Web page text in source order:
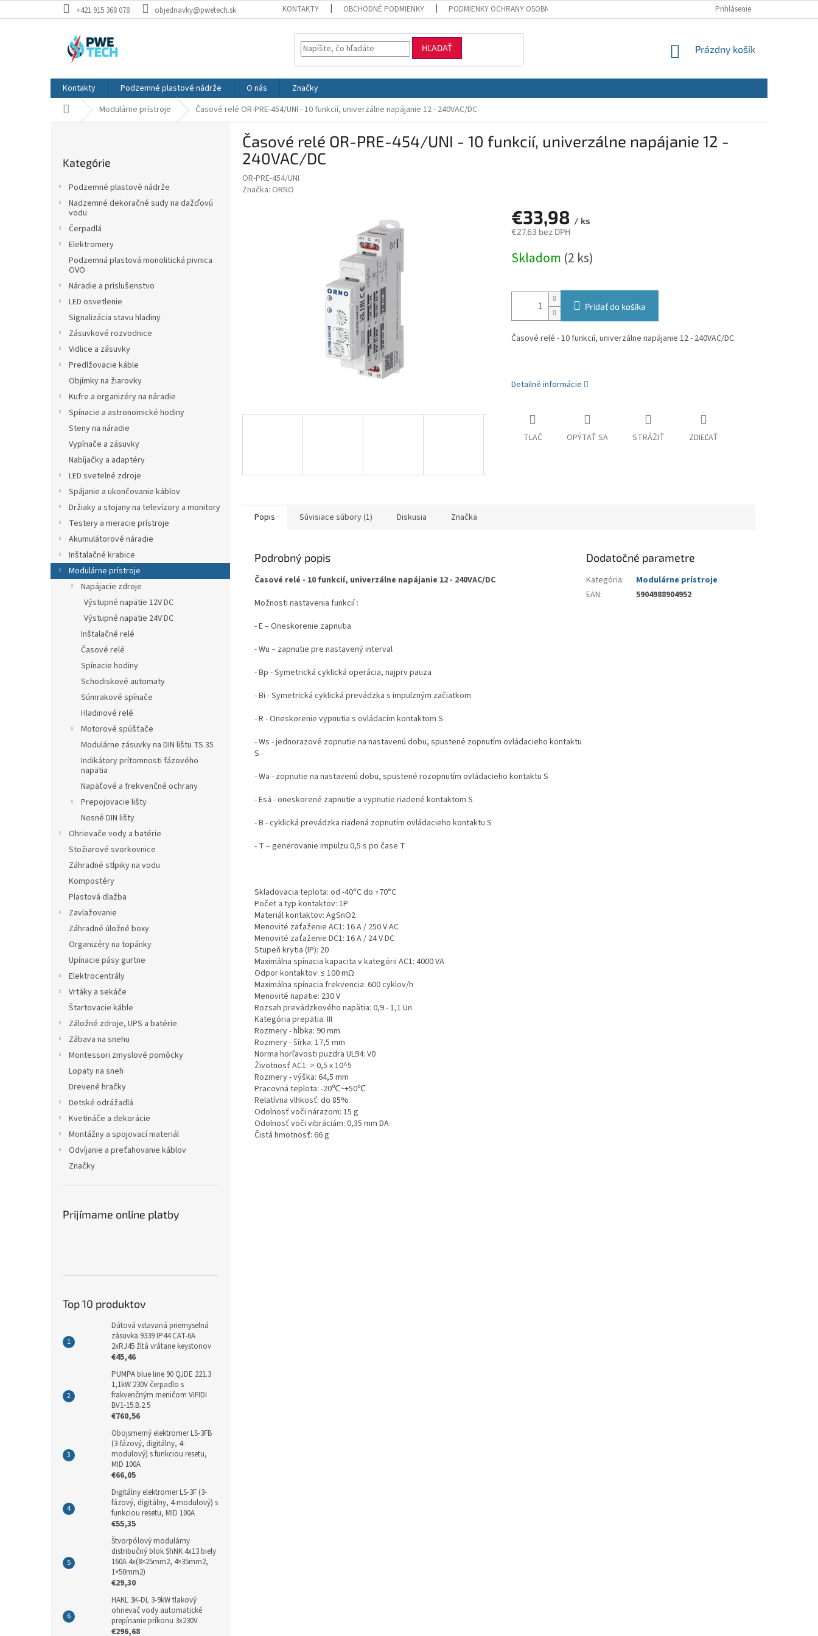
na
+421 915 368 078 objednavky@pwetech.sk KONTAKTY OBCHODNÉ PODMIENKY PODMIENKY OCHRANY OSOBNÝCH ÚDAJOV REKLAMAČNÝ FORMULÁR
Prihlásenie
HĽADAŤ
NÁKUPNÝ
Prázdny košík
Kontakty Podzemné plastové nádrže O nás
Značky
DomovModulárne prístroje Časové relé OR-PRE-454/UNI - 10 funkcií, univerzálne napájanie 12 - 240VAC/DC
kategórie
Kategórie
Podzemné plastové nádrže
Nadzemné dekoračné sudy na dažďovú
vodu
Čerpadlá
Elektromery
Podzemná plastová monolitická pivnica
OVO
Náradie a príslušenstvo
LED osvetlenie
Signalizácia stavu hladiny
Zásuvkové rozvodnice
Vidlice a zásuvky
Predlžovacie káble
Objímky na žiarovky
Kufre a organizéry na náradie
Spínacie a astronomické hodiny
Steny na náradie
Vypínače a zásuvky
Nabíjačky a adaptéry
LED svetelné zdroje
Spájanie a ukončovanie káblov
Držiaky a stojany na televízory a monitory
Testery a meracie prístroje
Akumulátorové náradie
Inštalačné krabice
Modulárne prístroje
Napájacie zdroje
Výstupné napätie 12V DC
Výstupné napätie 24V DC
Inštalačné relé
Časové relé
Spínacie hodiny
Schodiskové automaty
Súmrakové spínače
Hladinové relé
Motorové spúšťače
Modulárne zásuvky na DIN lištu TS 35
Indikátory prítomnosti fázového
napätia
Napäťové a frekvenčné ochrany
Prepojovacie lišty
Nosné DIN lišty
Ohrievače vody a batérie
Stožiarové svorkovnice
Záhradné stĺpiky na vodu
Kompostéry
Plastová dlažba
Zavlažovanie
Záhradné úložné boxy
Organizéry na topánky
Upínacie pásy gurtne
Elektrocentrály
Vrtáky a sekáče
Štartovacie káble
Záložné zdroje, UPS a batérie
Zábava na snehu
Montessori zmyslové pomôcky
Lopaty na sneh
Drevené hračky
Detské odrážadlá
Kvetináče a dekorácie
Montážny a spojovací materiál
Odvíjanie a preťahovanie káblov
Značky
Prijímame online platby
Top 10 produktov
Dátová vstavaná priemyselná
zásuvka 9339 IP44 CAT-6A
2xRJ45 žltá vrátane keystonov
€45,46
PUMPA blue line 90 QJDE 221.3
1,1kW 230V čerpadlo s
frakvenčným meničom VIFIDI
BV1-15.B.2.5
€760,56
Obojsmerný elektromer LS-3FB
(3-fázový, digitálny, 4-
modulový) s funkciou resetu,
MID 100A
€66,05
Digitálny elektromer LS-3F (3-
fázový, digitálny, 4-modulový) s
funkciou resetu, MID 100A
€55,35
Štvorpólový modulárny
distribučný blok ShNK 4x13 biely
160A 4x(8×25mm2, 4×35mm2,
1×50mm2)
€29,30
HAKL 3K-DL 3-9kW tlakový
ohrievač vody automatické
prepínanie príkonu 3x230V
€296,68
Časové relé OR-PRE-454/UNI - 10 funkcií, univerzálne napájanie 12 -
240VAC/DC
OR-PRE-454/UNI
Značka: ORNO
€33,98 / ks
€27,63 bez DPH
cena:
Skladom (2 ks)
Pridať do košíka
Časové relé - 10 funkcií, univerzálne napájanie 12 - 240VAC/DC.
Detailné informácie
TLAČ OPÝTAŤ SA STRÁŽIŤ ZDIEĽAŤ
Popis Súvisiace súbory (1) Diskusia Značka
Podrobný popis
Časové relé - 10 funkcií, univerzálne napájanie 12 - 240VAC/DC
Možnosti nastavenia funkcií :
- E – Oneskorenie zapnutia
- Wu – zapnutie pre nastavený interval
- Bp - Symetrická cyklická operácia, najprv pauza
- Bi - Symetrická cyklická prevádzka s impulzným začiatkom
- R - Oneskorenie vypnutia s ovládacím kontaktom S
- Ws - jednorazové zopnutie na nastavenú dobu, spustené zopnutím ovládacieho kontaktu
S
- Wa - zopnutie na nastavenú dobu, spustené rozopnutím ovládacieho kontaktu S
- Esá - oneskorené zapnutie a vypnutie riadené kontaktom S
- B - cyklická prevádzka riadená zopnutím ovládacieho kontaktu S
- T – generovanie impulzu 0,5 s po čase T
Skladovacia teplota: od -40°C do +70°C
Počet a typ kontaktov: 1P
Materiál kontaktov: AgSnO2
Menovité zaťaženie AC1: 16 A / 250 V AC
Menovité zaťaženie DC1: 16 A / 24 V DC
Stupeň krytia (IP): 20
Maximálna spínacia kapacita v kategórii AC1: 4000 VA
Odpor kontaktov: ≤ 100 mΩ
Maximálna spínacia frekvencia: 600 cyklov/h
Menovité napätie: 230 V
Rozsah prevádzkového napätia: 0,9 - 1,1 Un
Kategória prepätia: III
Rozmery - hĺbka: 90 mm
Rozmery - šírka: 17,5 mm
Norma horľavosti puzdra UL94: V0
Životnosť AC1: > 0,5 x 10^5
Rozmery - výška: 64,5 mm
Pracovná teplota: -20℃~+50℃
Relatívna vlhkosť: do 85%
Odolnosť voči nárazom: 15 g
Odolnosť voči vibráciám: 0,35 mm DA
Čistá hmotnosť: 66 g
Dodatočné parametre
Kategória:
Modulárne prístroje
EAN: 5904988904952